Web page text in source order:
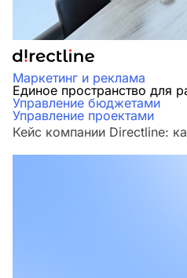
Маркетинг и реклама
Единое пространство для
Управление бюджетами
Управление проектами
Кейс компании Directline: